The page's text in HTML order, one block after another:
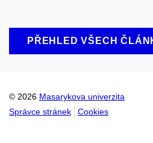
PŘEHLED VŠECH
© 2026 Masarykova univerzita
Správce stránek
Cookies